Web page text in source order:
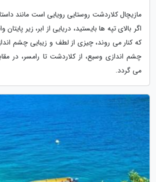
مازیچال کلاردشت روستایی رویایی است مانند
اگر بالای تپه ها بایستید، دریایی از ابر، زیر
که کنار می روند، چیزی از لطف و زیبایی چشم
چشم اندازی وسیع، از کلاردشت تا رامسر، در
می گردد.